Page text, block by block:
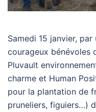
Samedi 15 janvier,
courageux bénévoles
Pluvault
charme et Human
pour la plantation de
pruneliers, figuiers…)